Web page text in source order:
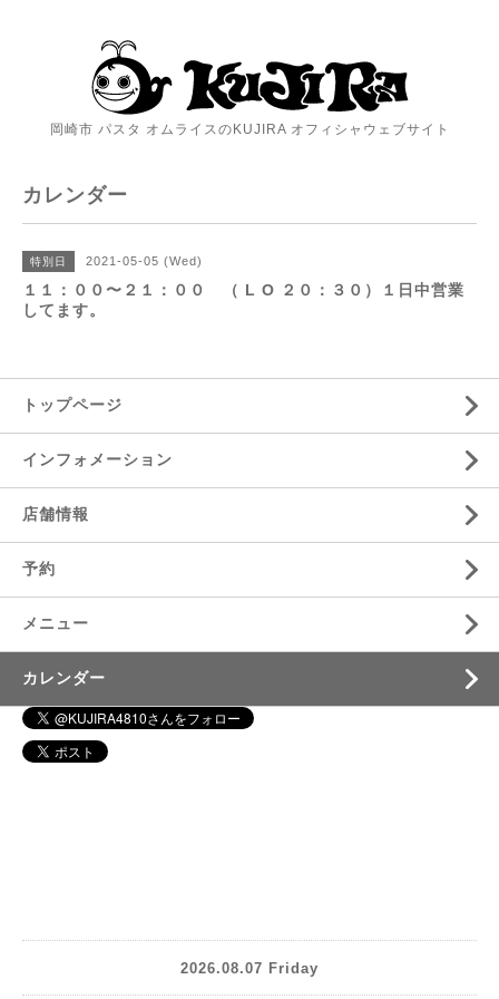
岡崎市 パスタ オムライスのKUJIRA オフィシャウェブサイト
カレンダー
特別日 2021-05-05 (Wed)
１１：００〜２１：００ （ L O ２０：３０）１日中営業
してます。
トップページ
インフォメーション
店舗情報
予約
メニュー
カレンダー
2026.08.07 Friday